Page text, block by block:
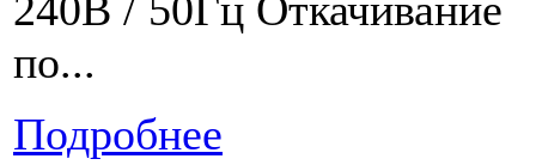
240В / 50Гц Откачивание
по...
Подробнее